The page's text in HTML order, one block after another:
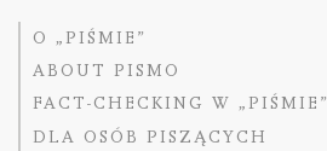
O „PIŚMIE”
ABOUT PISMO
FACT-CHECKING W „PIŚMIE”
DLA OSÓB PISZĄCYCH